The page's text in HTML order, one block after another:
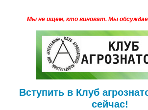
Мы не ищем, кто виноват. Мы
Вступить в Клуб
сейчас!